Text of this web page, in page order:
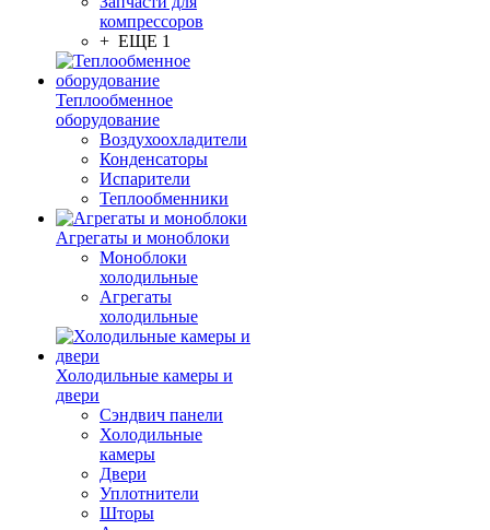
компрессоров
+ ЕЩЕ 1
Теплообменное
оборудование
Воздухоохладители
Конденсаторы
Испарители
Теплообменники
Агрегаты и моноблоки
Моноблоки
холодильные
Агрегаты
холодильные
Холодильные камеры и
двери
Сэндвич панели
Холодильные
камеры
Двери
Уплотнители
Шторы